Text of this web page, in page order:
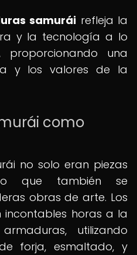
samurái refleja la
y la tecnología a lo
una
y los valores de la
como
no solo eran piezas
que también se
obras de arte. Los
horas a la
utilizando
forja, esmaltado, y